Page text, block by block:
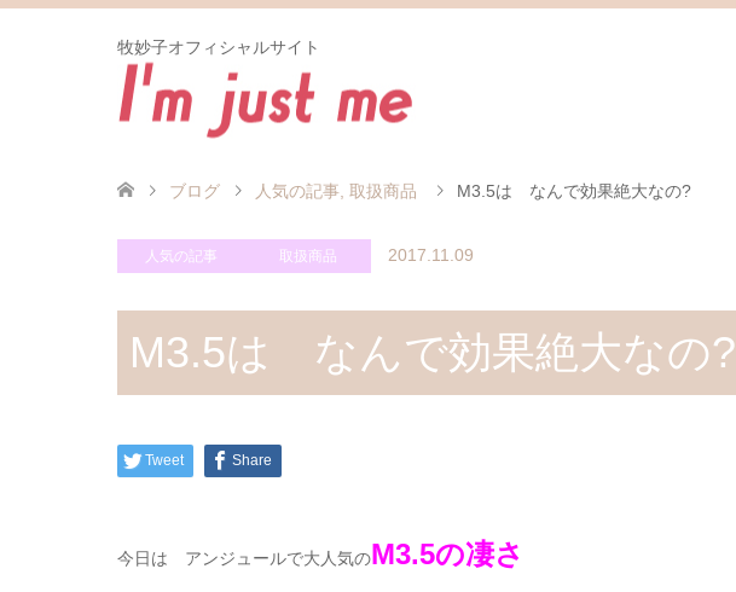
牧妙子オフィシャルサイト
ブログ 人気の記事 取扱商品 M3.5は なんで効果絶大なの?
人気の記事 取扱商品 2017.11.09
M3.5は なんで効果絶大なの?
Tweet Share
今日は アンジュールで大人気のM3.5の凄さ